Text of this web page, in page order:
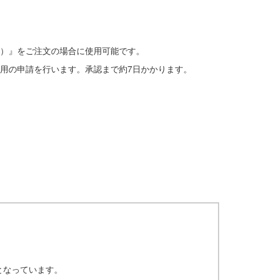
』をご注文の場合に使用可能です。
申請を行います。承認まで約7日かかります。
っています。